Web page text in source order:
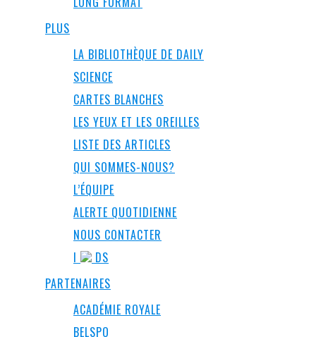
PLUS
LA BIBLIOTHÈQUE DE DAILY
SCIENCE
CARTES BLANCHES
LES YEUX ET LES OREILLES
LISTE DES ARTICLES
QUI SOMMES-NOUS?
L’ÉQUIPE
ALERTE QUOTIDIENNE
NOUS CONTACTER
I
DS
PARTENAIRES
ACADÉMIE ROYALE
BELSPO